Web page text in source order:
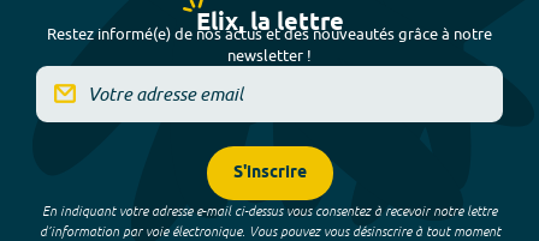
Elix, la lettre
Restez informé(e) de nos actus et des nouveautés grâce à notre
newsletter !
S'inscrire
En indiquant votre adresse e-mail ci-dessus vous consentez à recevoir notre lettre
d’information par voie électronique. Vous pouvez vous désinscrire à tout moment